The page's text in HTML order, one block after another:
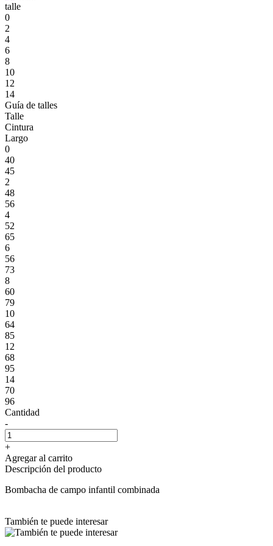
talle
0
2
4
6
8
10
12
14
Guía de talles
Talle
Cintura
Largo
0
40
45
2
48
56
4
52
65
6
56
73
8
60
79
10
64
85
12
68
95
14
70
96
Cantidad
-
+
Agregar al carrito
Descripción del producto
Bombacha de campo infantil combinada
También te puede interesar